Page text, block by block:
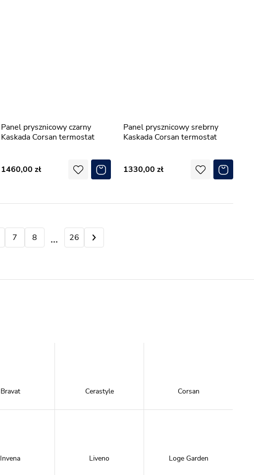
Panel prysznicowy czarny
Kaskada Corsan termostat
1460,00
Panel prysznicowy srebrny
Kaskada Corsan termostat
1330,00
7 8 26
Bravat Cerastyle Corsan
Invena Liveno Loge Garden